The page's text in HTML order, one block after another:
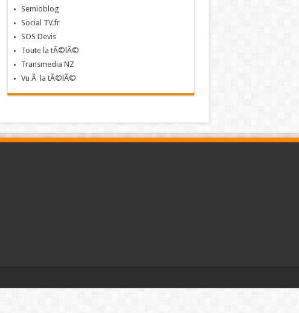
Semioblog
Social TV.fr
SOS Devis
Toute la tÃ©lÃ©
Transmedia NZ
Vu Ã la tÃ©lÃ©